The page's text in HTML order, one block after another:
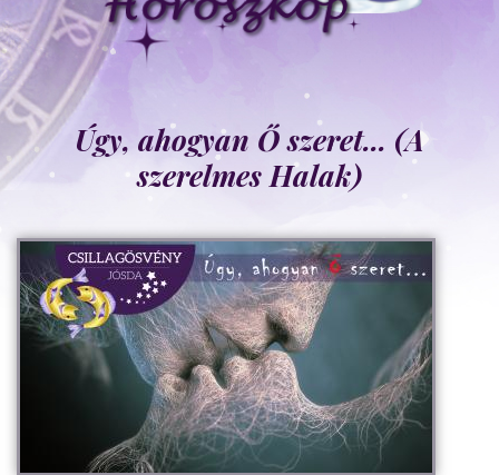
Úgy, ahogyan Ő szeret... (A
szerelmes Halak)